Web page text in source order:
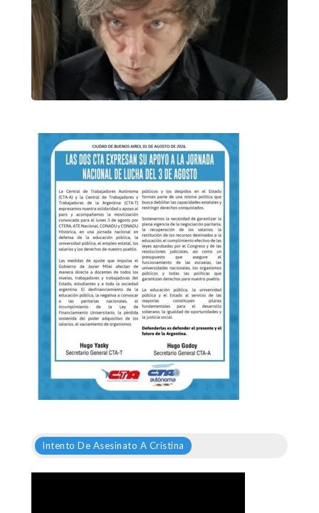
Intento De Asesinato A Cristina